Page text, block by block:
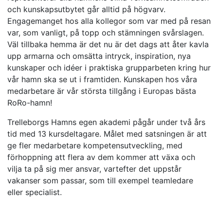
och kunskapsutbytet går alltid på högvarv.
Engagemanget hos alla kollegor som var med på resan
var, som vanligt, på topp och stämningen svårslagen.
Väl tillbaka hemma är det nu är det dags att åter kavla
upp armarna och omsätta intryck, inspiration, nya
kunskaper och idéer i praktiska grupparbeten kring hur
vår hamn ska se ut i framtiden. Kunskapen hos våra
medarbetare är vår största tillgång i Europas bästa
RoRo-hamn!
Trelleborgs Hamns egen akademi pågår under två års
tid med 13 kursdeltagare. Målet med satsningen är att
ge fler medarbetare kompetensutveckling, med
förhoppning att flera av dem kommer att växa och
vilja ta på sig mer ansvar, vartefter det uppstår
vakanser som passar, som till exempel teamledare
eller specialist.